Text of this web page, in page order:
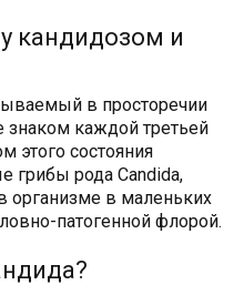
кандидозом и
в просторечии
каждой третьей
этого состояния
грибы рода Candida,
организме в маленьких
патогенной флорой.